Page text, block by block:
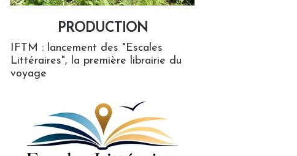
PRODUCTION
IFTM : lancement des "Escales
Littéraires", la première librairie du
voyage